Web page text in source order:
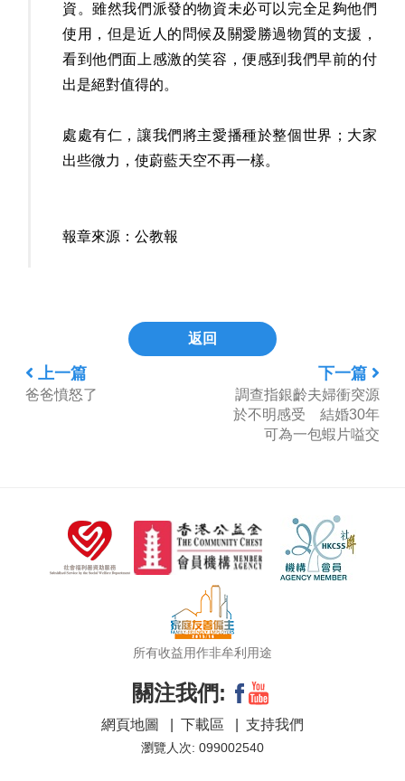
資。雖然我們派發的物資未必可以完全足夠他們
使用，但是近人的問候及關愛勝過物質的支援，
看到他們面上感激的笑容，便感到我們早前的付
出是絕對值得的。
處處有仁，讓我們將主愛播種於整個世界；大家
出些微力，使蔚藍天空不再一樣。
報章來源： 公教報
上一篇
爸爸憤怒了
返回
下一篇
調查指銀齡夫婦衝突源
於不明感受 結婚30年
可為一包蝦片嗌交
所有收益用作非牟利用途
關注我們:
網頁地圖 下載區 支持我們
瀏覽人次: 099002540